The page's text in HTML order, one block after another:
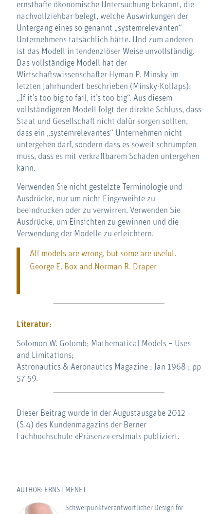
ernsthafte ökonomische Untersuchung bekannt, die
nachvollziehbar belegt, welche Auswirkungen der
Untergang eines so genannt „systemrelevanten“
Unternehmens tatsächlich hätte. Und zum anderen
ist das Modell in tendenziöser Weise unvollständig.
Das vollständige Modell hat der
Wirtschaftswissenschafter Hyman P. Minsky im
letzten Jahrhundert beschrieben (Minsky-Kollaps):
„If it’s too big to fail, it’s too big“. Aus diesem
vollständigeren Modell folgt der direkte Schluss, dass
Staat und Gesellschaft nicht dafür sorgen sollten,
dass ein „systemrelevantes“ Unternehmen nicht
untergehen darf, sondern dass es soweit schrumpfen
muss, dass es mit verkraftbarem Schaden untergehen
kann.
Verwenden Sie nicht gestelzte Terminologie und
Ausdrücke, nur um nicht Eingeweihte zu
beeindrucken oder zu verwirren. Verwenden Sie
Ausdrücke, um Einsichten zu gewinnen und die
Verwendung der Modelle zu erleichtern.
All models are wrong, but some are useful.
George E. Box and Norman R. Draper
Literatur:
Solomon W. Golomb; Mathematical Models – Uses
and Limitations;
Astronautics & Aeronautics Magazine ; Jan 1968 ; pp
57-59.
Dieser Beitrag wurde in der Augustausgabe 2012
(S.4) des Kundenmagazins der Berner
Fachhochschule «Präsenz» erstmals publiziert.
AUTHOR: ERNST MENET
Schwerpunktverantwortlicher Design for